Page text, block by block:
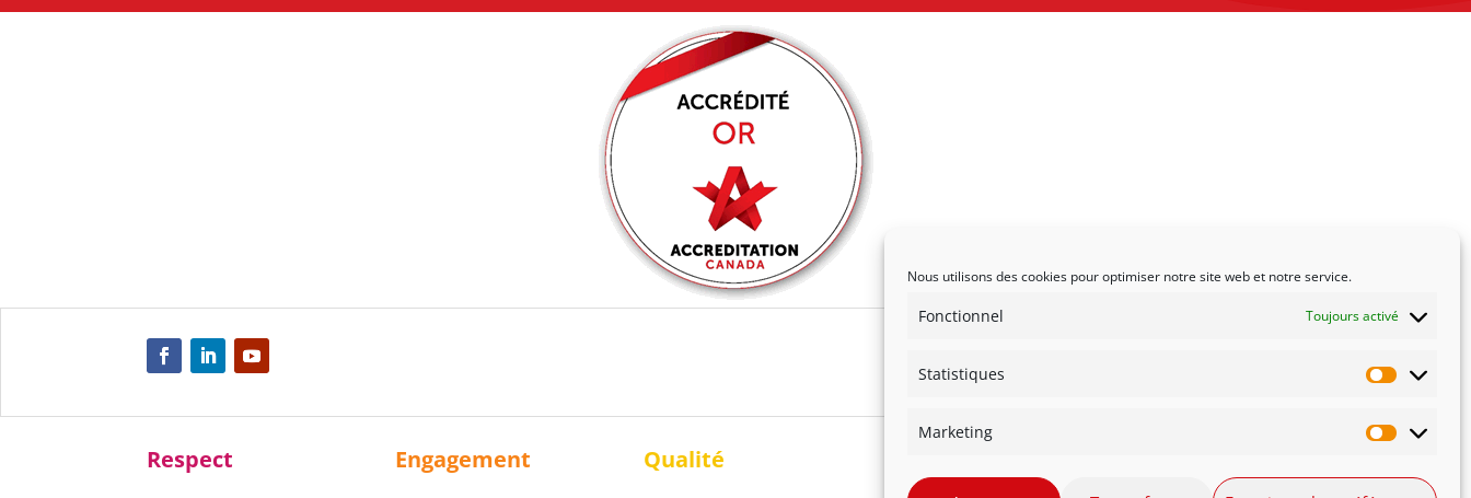
Nous utilisons des cookies pour optimiser notre site web et notre service.
Fonctionnel Toujours activé
Statistiques
Marketing
Marketing
Respect Engagement Qualité